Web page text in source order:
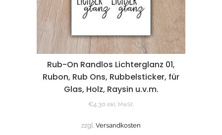
Rub-On Randlos Lichterglanz 01,
Rubon, Rub Ons, Rubbelsticker, für
Glas, Holz, Raysin u.v.m.
€4,30 inkl. MwSt.
zzgl. Versandkosten